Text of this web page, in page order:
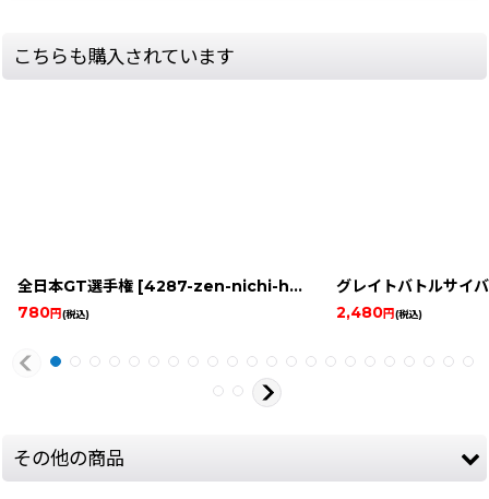
こちらも購入されています
全日本GT選手権 [4287-zen-nichi-hon-gt-c-snes ]
780円(税込)
グレイトバトルサイ
2,480円(税込)
その他の商品